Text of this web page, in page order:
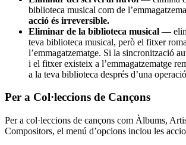
biblioteca musical com de
acció és irreversible.
Eliminar de la biblioteca musical —
teva biblioteca musical, però el fitxer
l’emmagatzematge. Si la sincronització
i el fitxer existeix a l’emmagatzematge
a la teva biblioteca després d’una
Per a Col·leccions de Cançons
Per a col·leccions de cançons com Àlbums,
Compositors, el menú d’opcions inclou les